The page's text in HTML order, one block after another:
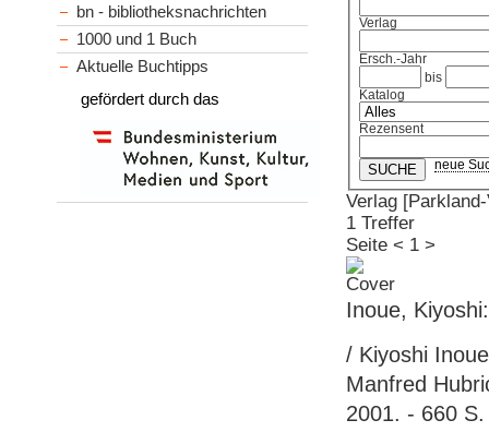
Verlag
Ersch.-Jahr
bis
Katalog
Rezensent
neue
Verlag
1 Treffer
Seite < 1 >
Inoue,
/ Kiyoshi
Manfred
2001. - 660
bn - bibliotheksnachrichten
1000 und 1 Buch
Aktuelle Buchtipps
gefördert durch das